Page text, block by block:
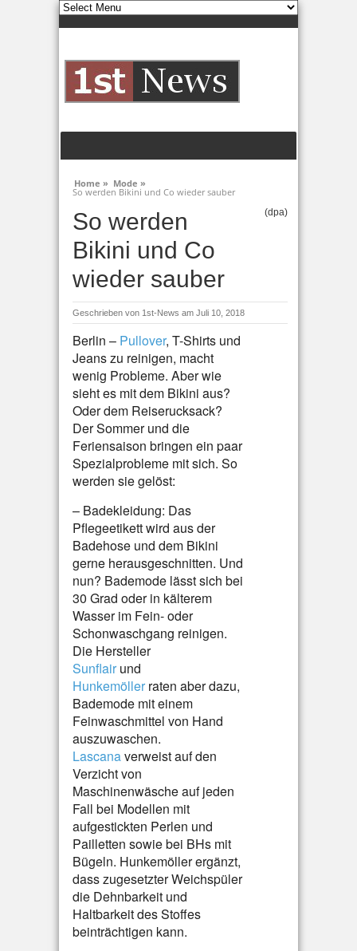
Home » Mode »
So werden Bikini und Co wieder sauber
So werden
Bikini und Co
wieder sauber
(dpa)
Geschrieben von 1st-News am Juli 10, 2018
Berlin – Pullover, T-Shirts und
Jeans zu reinigen, macht
wenig Probleme. Aber wie
sieht es mit dem Bikini aus?
Oder dem Reiserucksack?
Der Sommer und die
Feriensaison bringen ein paar
Spezialprobleme mit sich. So
werden sie gelöst:
– Badekleidung: Das
Pflegeetikett wird aus der
Badehose und dem Bikini
gerne herausgeschnitten. Und
nun? Bademode lässt sich bei
30 Grad oder in kälterem
Wasser im Fein- oder
Schonwaschgang reinigen.
Die Hersteller
Sunflair und
Hunkemöller raten aber dazu,
Bademode mit einem
Feinwaschmittel von Hand
auszuwaschen.
Lascanaverweist auf den
Verzicht von
Maschinenwäsche auf jeden
Fall bei Modellen mit
aufgestickten Perlen und
Pailletten sowie bei BHs mit
Bügeln. Hunkemöller ergänzt,
dass zugesetzter Weichspüler
die Dehnbarkeit und
Haltbarkeit des Stoffes
beinträchtigen kann.